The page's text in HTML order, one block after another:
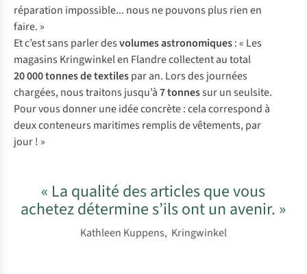
réparation impossible... nous ne pouvons plus rien en
faire. »
Et c’est sans parler desvolumes astronomiques: « Les
magasins Kringwinkel en Flandre collectent au total
20000 tonnes de textilespar an. Lors des journées
chargées, nous traitons jusqu’à7 tonnessur un seulsite.
Pour vous donner une idée concrète : cela correspond à
deux conteneurs maritimes remplis de vêtements, par
jour ! »
« La qualité des articles que vous
achetez détermine s’ils ont un avenir. »
Kathleen Kuppens, Kringwinkel